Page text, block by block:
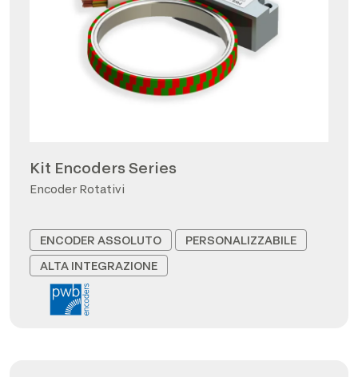
Kit Encoders Series
Encoder Rotativi
ENCODER ASSOLUTO
PERSONALIZZABILE
ALTA INTEGRAZIONE